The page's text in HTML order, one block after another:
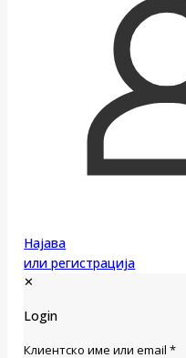
Најава
или регистрација
✕
Login
Клиентско име или email*